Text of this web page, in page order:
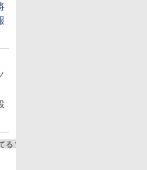
る？